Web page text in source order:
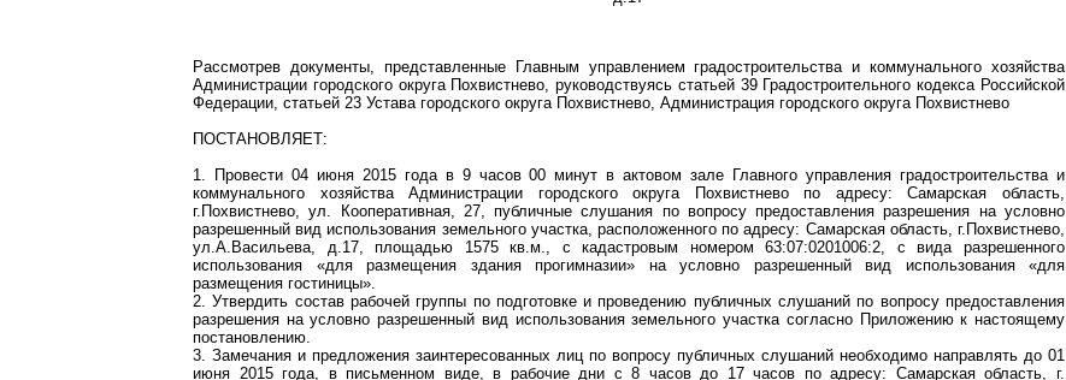
Рассмотрев документы, представленные Главным управлением градостроительства и коммунального хозяйства
Администрации городского округа Похвистнево, руководствуясь статьей 39 Градостроительного кодекса Российской
Федерации, статьей 23 Устава городского округа Похвистнево, Администрация городского округа Похвистнево
ПОСТАНОВЛЯЕТ:
1. Провести 04 июня 2015 года в 9 часов 00 минут в актовом зале Главного управления градостроительства и
коммунального хозяйства Администрации городского округа Похвистнево по адресу: Самарская область,
г.Похвистнево, ул. Кооперативная, 27, публичные слушания по вопросу предоставления разрешения на условно
разрешенный вид использования земельного участка, расположенного по адресу: Самарская область, г.Похвистнево,
ул.А.Васильева, д.17, площадью 1575 кв.м., с кадастровым номером 63:07:0201006:2, с вида разрешенного
использования «для размещения здания прогимназии» на условно разрешенный вид использования «для
размещения гостиницы».
2. Утвердить состав рабочей группы по подготовке и проведению публичных слушаний по вопросу предоставления
разрешения на условно разрешенный вид использования земельного участка согласно Приложению к настоящему
постановлению.
3. Замечания и предложения заинтересованных лиц по вопросу публичных слушаний необходимо направлять до 01
июня 2015 года, в письменном виде, в рабочие дни с 8 часов до 17 часов по адресу: Самарская область, г.